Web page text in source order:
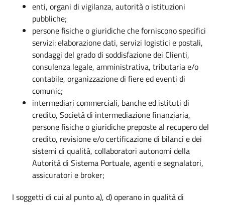
enti, organi di vigilanza, autorità o istituzioni
pubbliche;
persone fisiche o giuridiche che forniscono specifici
servizi: elaborazione dati, servizi logistici e postali,
sondaggi del grado di soddisfazione dei Clienti,
consulenza legale, amministrativa, tributaria e/o
contabile, organizzazione di fiere ed eventi di
comunic;
intermediari commerciali, banche ed istituti di
credito, Società di intermediazione finanziaria,
persone fisiche o giuridiche preposte al recupero del
credito, revisione e/o certificazione di bilanci e dei
sistemi di qualità, collaboratori autonomi della
Autorità di Sistema Portuale, agenti e segnalatori,
assicuratori e broker;
I soggetti di cui al punto a), d) operano in qualità di